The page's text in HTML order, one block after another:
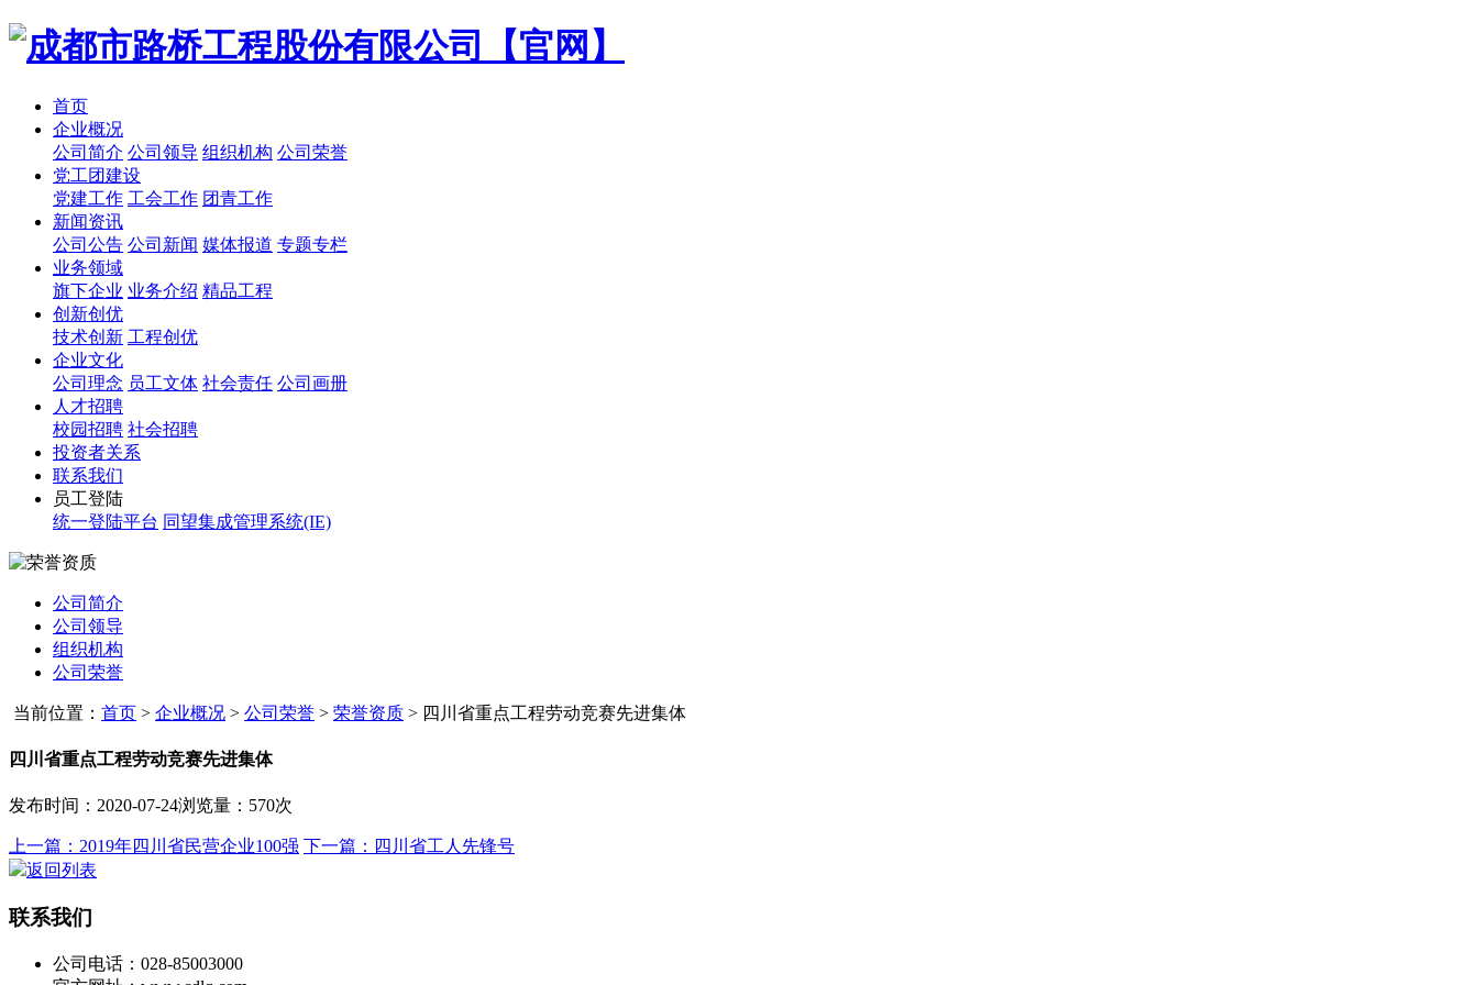
首页
企业概况
公司简介 公司领导 组织机构 公司荣誉
党工团建设
党建工作 工会工作 团青工作
新闻资讯
公司公告 公司新闻 媒体报道 专题专栏
业务领域
旗下企业 业务介绍 精品工程
创新创优
技术创新 工程创优
企业文化
公司理念 员工文体 社会责任 公司画册
人才招聘
校园招聘 社会招聘
投资者关系
联系我们
员工登陆
统一登陆平台 同望集成管理系统(IE)
公司简介
公司领导
组织机构
公司荣誉
当前位置： 首页 > 企业概况 > 公司荣誉 > 荣誉资质 > 四川省重点工程劳动竞赛先进集体
四川省重点工程劳动竞赛先进集体
发布时间：2020-07-24浏览量：570次
上一篇：2019年四川省民营企业100强 下一篇：四川省工人先锋号
返回列表
联系我们
公司电话：028-85003000